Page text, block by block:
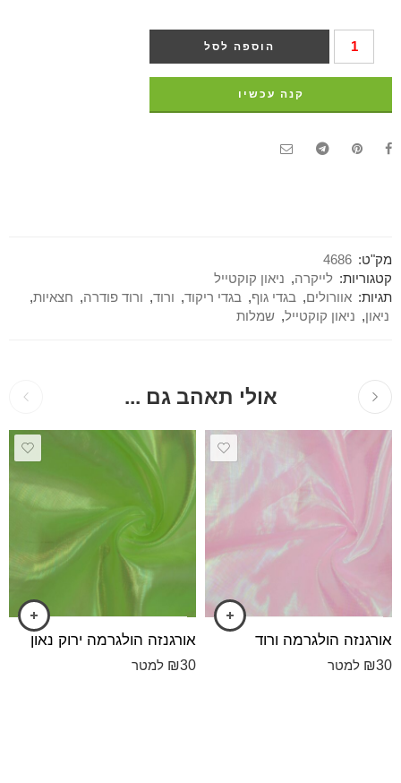
הוספה לסל
קנה עכשיו
מק"ט: 4686
קטגוריות: לייקרה, ניאון קוקטייל
תגיות: אוורולים, בגדי גוף, בגדי ריקוד, ורוד, ורוד פודרה, חצאיות,
ניאון, ניאון קוקטייל, שמלות
אולי תאהב גם ...
אורגנזה הולגרמה ורוד
₪30 למטר
אורגנזה הולגרמה ירוק נאון
₪30 למטר